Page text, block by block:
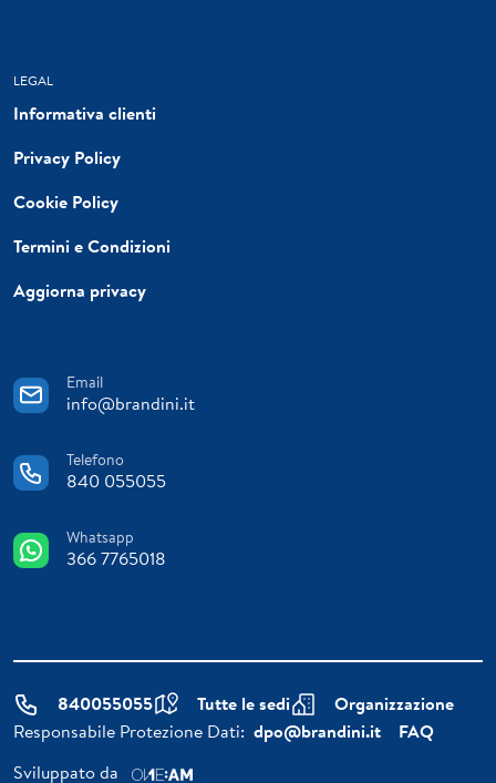
LEGAL
Informativa clienti
Privacy Policy
Cookie Policy
Termini e Condizioni
Aggiorna privacy
Email
info@brandini.it
Telefono
840 055055
Whatsapp
366 7765018
840055055 Tutte le sedi
Organizzazione
Responsabile Protezione Dati: dpo@brandini.it
FAQ
Sviluppato da